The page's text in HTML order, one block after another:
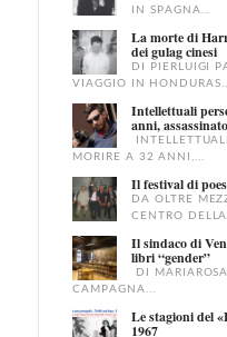
IN SPAGNA...
La morte di
dei gulag cinesi
DI PIERLUIGI
VIAGGIO IN
Intellettuali
anni, assassinato
MORIRE A 32 ANNI,...
Il festival di
DA OLTRE
CENTRO
Il sindaco di
libri “gender”
DI
CAMPAGNA...
Le stagioni del
1967